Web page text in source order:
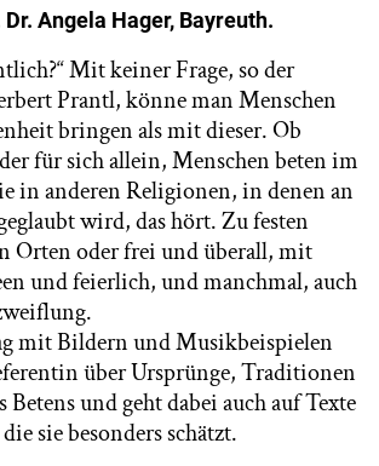
Dr. Angela Hager, Bayreuth.
Mit keiner Frage, so der
Prantl, könne man Menschen
bringen als mit dieser. Ob
für sich allein, Menschen beten im
in anderen Religionen, in denen an
wird, das hört. Zu festen
Orten oder frei und überall, mit
und feierlich, und manchmal, auch
mit Bildern und Musikbeispielen
über Ursprünge, Traditionen
Betens und geht dabei auch auf Texte
sie besonders schätzt.